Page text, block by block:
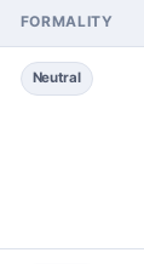
FORMALITY
Neutral